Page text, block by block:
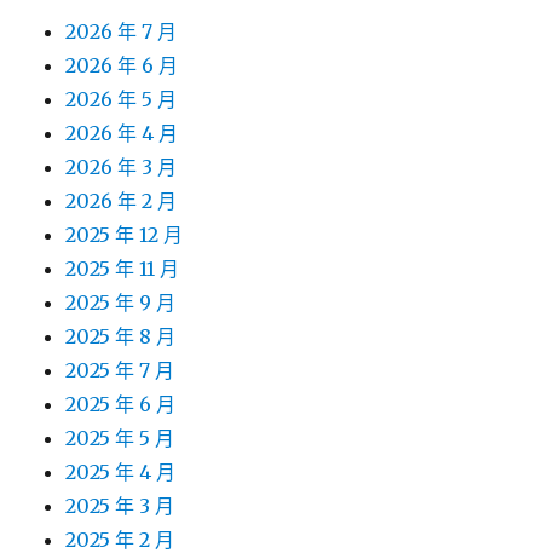
2026 年 7 月
2026 年 6 月
2026 年 5 月
2026 年 4 月
2026 年 3 月
2026 年 2 月
2025 年 12 月
2025 年 11 月
2025 年 9 月
2025 年 8 月
2025 年 7 月
2025 年 6 月
2025 年 5 月
2025 年 4 月
2025 年 3 月
2025 年 2 月